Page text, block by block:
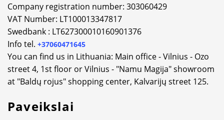
Company registration number: 303060429
VAT Number: LT100013347817
Swedbank : LT627300010160901376
Info tel. +37060471645
You can find us in Lithuania: Main office - Vilnius - Ozo
street 4, 1st floor or Vilnius - "Namu Magija" showroom
at "Baldų rojus" shopping center, Kalvarijų street 125.
Paveikslai